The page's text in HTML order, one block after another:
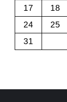
17
18
24
25
31